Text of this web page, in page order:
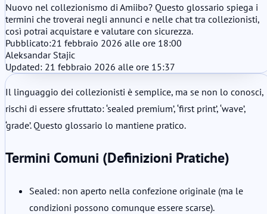
Nuovo nel collezionismo di Amiibo? Questo glossario spiega i
termini che troverai negli annunci e nelle chat tra collezionisti,
così potrai acquistare e valutare con sicurezza.
Pubblicato:21 febbraio 2026 alle ore 18:00
Aleksandar Stajic
Updated: 21 febbraio 2026 alle ore 15:37
Il linguaggio dei collezionisti è semplice, ma se non lo conosci,
rischi di essere sfruttato: ‘sealed premium’, ‘first print’, ‘wave’,
‘grade’. Questo glossario lo mantiene pratico.
Termini Comuni (Definizioni Pratiche)
Sealed: non aperto nella confezione originale (ma le
condizioni possono comunque essere scarse).